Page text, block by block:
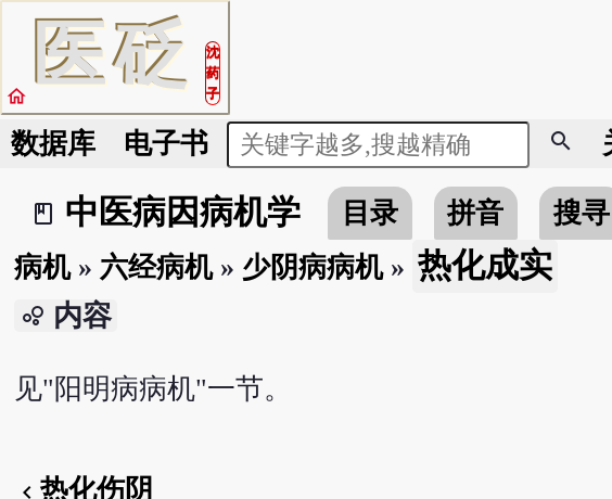
医砭
沈
药
子
home
数据库 电子书 search
book_2
中医病因病机学 目录 拼音
搜寻
病机» 六经病机» 少阴病病机» 热化成实
bubble_chart 内容
见"阳明病病机"一节。
chevron_left 热化伤阴